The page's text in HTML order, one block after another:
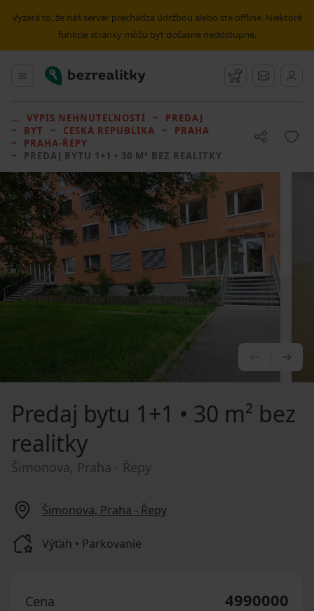
Vyzerá to, že náš server prechádza údržbou alebo ste offline. Niektoré
funkcie stránky môžu byť dočasne nedostupné.
Hlavné menu
Bezrealitky Strážny pes
Správy
VÝPIS NEHNUTEĽNOSTÍ
PREDAJ
BYT
ČESKÁ REPUBLIKA
PRAHA
PRAHA-ŘEPY
PREDAJ BYTU 1+1 • 30 M² BEZ REALITKY
Predaj bytu 1+1 • 30 m² bez
realitky
Šimonova, Praha - Řepy
Šimonova, Praha - Řepy
Výťah • Parkovanie
Cena 4990000